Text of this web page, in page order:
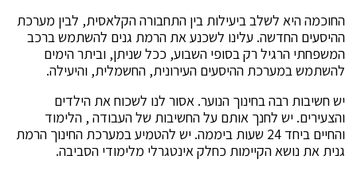
החוכמה היא לשלב ביעילות בין התחבורה הקלאסית, לבין מערכת
ההיסעים החדשה. עלינו לשכנע את הרמת גנים להשתמש ברכב
המשפחתי הרגיל רק בסופי השבוע, ככל שניתן, וביתר הימים
להשתמש במערכת ההיסעים העירונית, החשמלית, והיעילה.
יש חשיבות רבה בחינוך הנוער. אסור לנו לשכוח את הילדים
והצעירים. יש לחנך אותם על החשיבות של העבודה , הלימוד
והחיים ביחד 24 שעות ביממה. יש להטמיע במערכת החינוך הרמת
גנית את נושא הקיימות כחלק אינטגרלי מלימודי הסביבה.